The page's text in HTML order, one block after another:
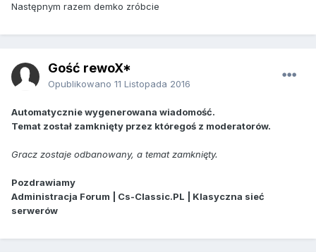
Następnym razem demko zróbcie
Gość rewoX*
Opublikowano 11 Listopada 2016
Automatycznie wygenerowana wiadomość.
Temat został zamknięty przez któregoś z moderatorów.
Gracz zostaje odbanowany, a temat zamknięty.
Pozdrawiamy
Administracja Forum | Cs-Classic.PL | Klasyczna sieć
serwerów